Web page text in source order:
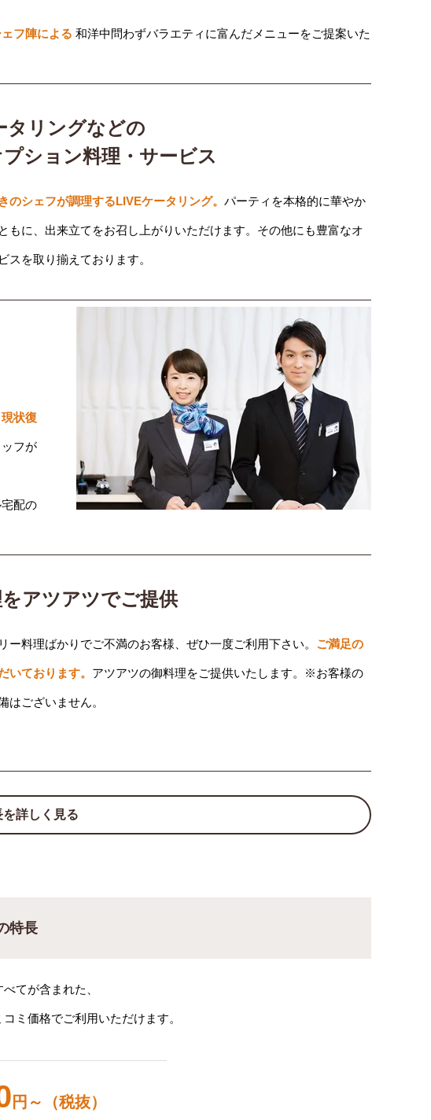
フ陣による 和洋中問わずバラエティに富んだメニューをご提案いた
タリングなどの
ション料理・サービス
のシェフが調理するLIVEケータリング。 パーティを本格的に華やか
もに、出来立てをお召し上がりいただけます。その他にも豊富なオ
スを取り揃えております。
状復
フが
配の
アツアツでご提供
ー料理ばかりでご不満のお客様、ぜひ一度ご利用下さい。 ご満足の
いております。 アツアツの御料理をご提供いたします。※お客様の
はございません。
詳しく見る
特長
てが含まれた、
ミ価格でご利用いただけます。
円～（税抜）